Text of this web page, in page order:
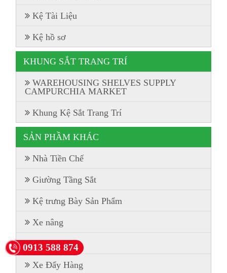
Kệ Tài Liệu
Kệ hồ sơ
KHUNG SẮT TRANG TRÍ
WAREHOUSING SHELVES SUPPLY
CAMPURCHIA MARKET
Khung Kệ Sắt Trang Trí
SẢN PHẦM KHÁC
Nhà Tiền Chế
Giường Tầng Sắt
Kệ trưng Bày Sản Phẩm
Xe nâng
Tủ Locker
Xe Đẩy Hàng
0913 588 874